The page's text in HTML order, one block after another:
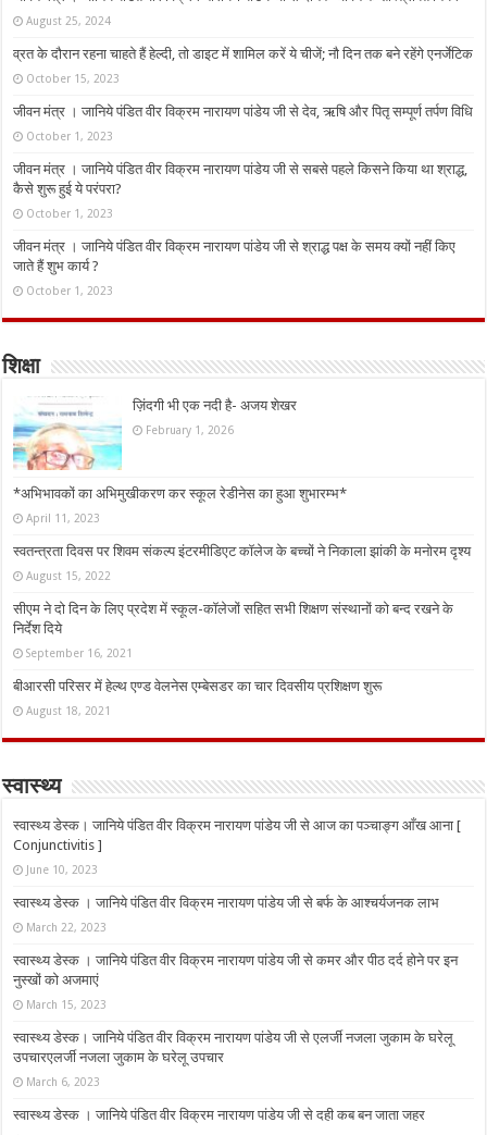
August 25, 2024
व्रत के दौरान रहना चाहते हैं हेल्दी, तो डाइट में शामिल करें ये चीजें; नौ दिन तक बने रहेंगे एनर्जेटिक
October 15, 2023
जीवन मंत्र । जानिये पंडित वीर विक्रम नारायण पांडेय जी से देव, ऋषि और पितृ सम्पूर्ण तर्पण विधि
October 1, 2023
जीवन मंत्र । जानिये पंडित वीर विक्रम नारायण पांडेय जी से सबसे पहले किसने किया था श्राद्ध,
कैसे शुरू हुई ये परंपरा?
October 1, 2023
जीवन मंत्र । जानिये पंडित वीर विक्रम नारायण पांडेय जी से श्राद्ध पक्ष के समय क्यों नहीं किए
जाते हैं शुभ कार्य ?
October 1, 2023
शिक्षा
ज़िंदगी भी एक नदी है- अजय शेखर
February 1, 2026
*अभिभावकों का अभिमुखीकरण कर स्कूल रेडीनेस का हुआ शुभारम्भ*
April 11, 2023
स्वतन्त्रता दिवस पर शिवम संकल्प इंटरमीडिएट कॉलेज के बच्चों ने निकाला झांकी के मनोरम दृश्य
August 15, 2022
सीएम ने दो दिन के लिए प्रदेश में स्कूल-कॉलेजों सहित सभी शिक्षण संस्थानों को बन्द रखने के
निर्देश दिये
September 16, 2021
बीआरसी परिसर में हेल्थ एण्ड वेलनेस एम्बेसडर का चार दिवसीय प्रशिक्षण शुरू
August 18, 2021
स्वास्थ्य
स्वास्थ्य डेस्क। जानिये पंडित वीर विक्रम नारायण पांडेय जी से आज का पञ्चाङ्ग आँख आना [
Conjunctivitis ]
June 10, 2023
स्वास्थ्य डेस्क । जानिये पंडित वीर विक्रम नारायण पांडेय जी से बर्फ के आश्चर्यजनक लाभ
March 22, 2023
स्वास्थ्य डेस्क । जानिये पंडित वीर विक्रम नारायण पांडेय जी से कमर और पीठ दर्द होने पर इन
नुस्‍खों को अजमाएं
March 15, 2023
स्वास्थ्य डेस्क। जानिये पंडित वीर विक्रम नारायण पांडेय जी से एलर्जी नजला जुकाम के घरेलू
उपचारएलर्जी नजला जुकाम के घरेलू उपचार
March 6, 2023
स्वास्थ्य डेस्क । जानिये पंडित वीर विक्रम नारायण पांडेय जी से दही कब बन जाता जहर